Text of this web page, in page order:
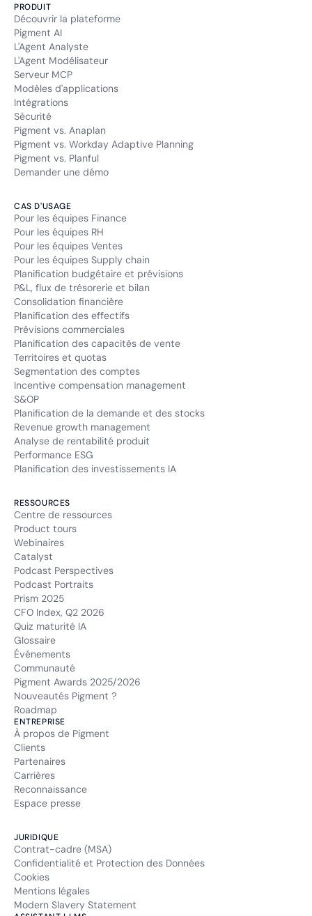
PRODUIT
Découvrir la plateforme
Pigment AI
L'Agent Analyste
L'Agent Modélisateur
Serveur MCP
Modèles d'applications
Intégrations
Sécurité
Pigment vs. Anaplan
Pigment vs. Workday Adaptive Planning
Pigment vs. Planful
Demander une démo
CAS D'USAGE
Pour les équipes Finance
Pour les équipes RH
Pour les équipes Ventes
Pour les équipes Supply chain
Planification budgétaire et prévisions
P&L, flux de trésorerie et bilan
Consolidation financière
Planification des effectifs
Prévisions commerciales
Planification des capacités de vente
Territoires et quotas
Segmentation des comptes
Incentive compensation management
S&OP
Planification de la demande et des stocks
Revenue growth management
Analyse de rentabilité produit
Performance ESG
Planification des investissements IA
RESSOURCES
Centre de ressources
Product tours
Webinaires
Catalyst
Podcast Perspectives
Podcast Portraits
Prism 2025
CFO Index, Q2 2026
Quiz maturité IA
Glossaire
Événements
Communauté
Pigment Awards 2025/2026
Nouveautés Pigment ?
Roadmap
ENTREPRISE
À propos de Pigment
Clients
Partenaires
Carrières
Reconnaissance
Espace presse
JURIDIQUE
Contrat-cadre (MSA)
Confidentialité et Protection des Données
Cookies
Mentions légales
Modern Slavery Statement